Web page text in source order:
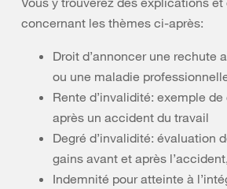
concernant les thèmes ci-après:
Droit d’annoncer une rechute
ou une maladie
Rente d’invalidité: exemple
après un accident du travail
Degré d’invalidité: évaluation
gains avant et après
Indemnité pour atteinte à